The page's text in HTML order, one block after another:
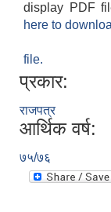
display PDF
here to
file.
प्रकार:
राजपत्र
आर्थिक वर्ष:
७५/७६